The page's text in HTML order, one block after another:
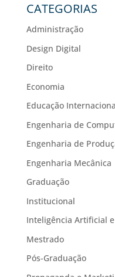
CATEGORIAS
Administração
Design Digital
Direito
Economia
Educação
Engenharia de
Engenharia de
Engenharia Mecânica
Graduação
Institucional
Inteligência Artificial
Mestrado
Pós-Graduação